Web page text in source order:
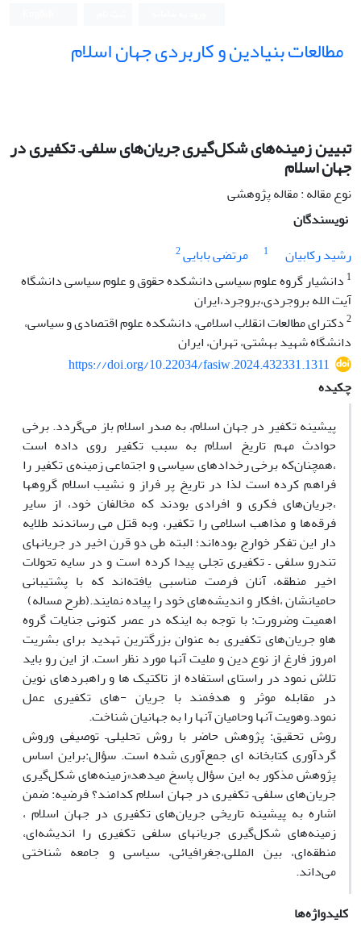
مطالعات بنیادین و کاربردی جهان اسلام
تبیین زمینه‌های شکل‌گیری جریان‌های سلفی– تکفیری در
جهان اسلام
نوع مقاله : مقاله پژوهشی
نویسندگان
رشید رکابیان
1 مرتضی بابایی2
1 دانشیار گروه علوم سیاسی دانشکده حقوق و علوم سیاسی دانشگاه
آیت الله بروجردی،بروجرد،ایران
2دکترای مطالعات انقلاب اسلامی، دانشکده علوم اقتصادی و سیاسی،
دانشگاه شهید بهشتی، تهران، ایران
https://doi.org/10.22034/fasiw.2024.432331.1311
چکیده
پیشینه تکفیر در جهان اسلام، به صدر اسلام باز می‌گردد. برخی
حوادث مهم تاریخ اسلام به سبب تکفیر روی داده است
،همچنان‌که برخی رخداد‌های سیاسی و اجتماعی زمینه‌ی تکفیر را
فراهم کرده است لذا در تاریخ پر فراز و نشیب اسلام گروهها
،جریان‌های فکری و افرادی بود‌‌ند که مخالفان خود، از سایر
فرقه‌ها و مذاهب اسلامی را تکفیر، وبه قتل می رساندند طلایه
دار این تفکر خوارج بوده‌اند؛ البته طی دو قرن اخیر در جریانهای
تندرو سلفی – تکفیری تجلی پیدا کرده است و در سایه تحولات
اخیر منطقه، آنان فرصت مناسبی یافته‌اند که با پشتیبانی
حامیانشان ،افکار و اندیشه‌های خود را پیاده نمایند.(طرح مساله)
اهمیت وضرورت: با توجه به اینکه در عصر کنونی جنایات گروه
‌هاو جریان‌های تکفیری به عنوان بزرگترین تهدید برای بشریت
امروز فارغ از نوع دین و ملیت آنها مورد نظر است. از این رو باید
تلاش نمود در راستای استفاده از تاکتیک ها و راهبردهای نوین
در مقابله موثر و هدفمند با جریان -های تکفیری عمل
نمود.وهویت آنها وحامیان آنها را به جهانیان شناخت.
روش تحقیق: پژوهش حاضر با روش تحلیلی– توصیفی وروش
گردآوری کتابخانه ای جمع‌آوری شده است. سؤال:براین اساس
پژوهش مذکور به این سؤال پاسخ میدهد«زمینه‌های شکل‌گیری
جریان‌های سلفی– تکفیری در جهان اسلام کدامند؟ فرضیه: ضمن
اشاره به پیشینه تاریخی جریان‌های تکفیری در جهان اسلام ،
زمینه‌های شکل‌گیری جریانهای سلفی تکفیری را اندیشه‌ای،
منطقه‌ای، بین المللی،جغرافیائی، سیاسی و جامعه شناختی
می‌داند.
کلیدواژه‌ها